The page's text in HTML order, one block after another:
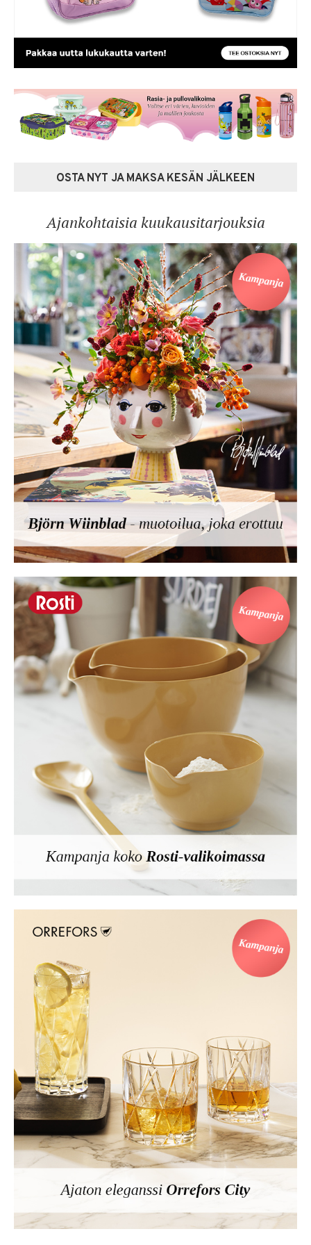
OSTA NYT JA MAKSA KESÄN JÄLKEEN
Ajankohtaisia kuukausitarjouksia